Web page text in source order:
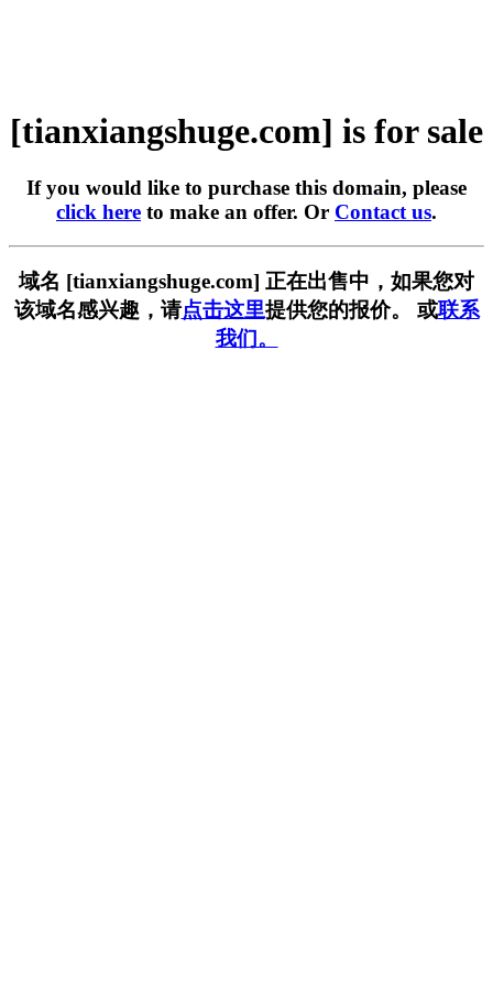
[tianxiangshuge.com] is for sale
If you would like to purchase this domain, please
click here to make an offer. Or Contact us.
域名 [tianxiangshuge.com] 正在出售中，如果您对
该域名感兴趣，请点击这里提供您的报价。 或联系
我们。